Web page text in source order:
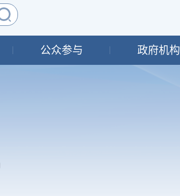
公众参与 政府机构